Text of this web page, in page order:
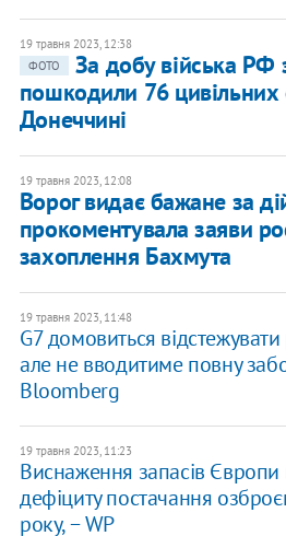
19 травня 2023, 12:38
ФОТО
​За добу війська РФ
пошкодили 76 цивільних
Донеччині
19 травня 2023, 12:08
​Ворог видає бажане за
прокоментувала заяви
захоплення Бахмута
19 травня 2023, 11:48
G7 домовиться відстежувати
але не вводитиме повну
Bloomberg
19 травня 2023, 11:23
Виснаження запаcів Європи
дефіциту постачання
року, − WP